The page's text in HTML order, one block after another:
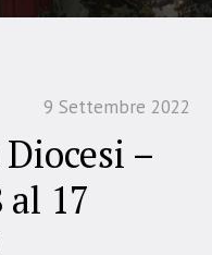
9 Settembre 2022
–
17